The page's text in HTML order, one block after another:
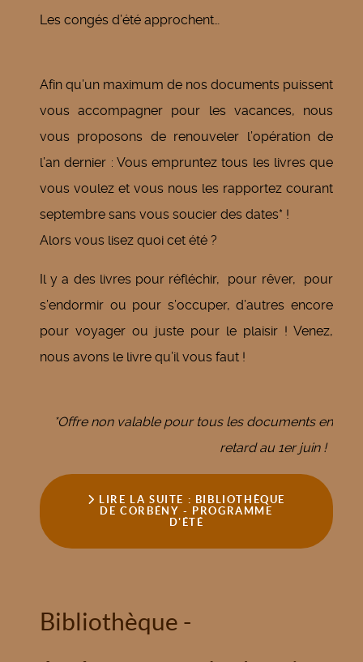
Les congés d’été approchent…
Afin qu’un maximum de nos documents puissent
vous accompagner pour les vacances, nous
vous proposons de renouveler l’opération de
l’an dernier : Vous empruntez tous les livres que
vous voulez et vous nous les rapportez courant
septembre sans vous soucier des dates* !
Alors vous lisez quoi cet été ?
Il y a des livres pour réfléchir, pour rêver, pour
s’endormir ou pour s’occuper, d’autres encore
pour voyager ou juste pour le plaisir ! Venez,
nous avons le livre qu’il vous faut !
*Offre non valable pour tous les documents en
retard au 1er juin !
LIRE LA SUITE : BIBLIOTHÈQUE
DE CORBÉNY - PROGRAMME
D'ÉTÉ
Bibliothèque -